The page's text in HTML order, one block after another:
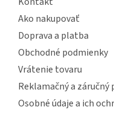
Ako nakupovať
Doprava a platba
Obchodné podmienky
Vrátenie tovaru
Reklamačný a záručný
Osobné údaje a ich